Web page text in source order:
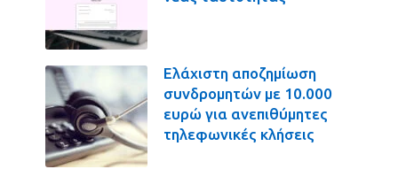
Ελάχιστη αποζημίωση
συνδρομητών με 10.000
ευρώ για ανεπιθύμητες
τηλεφωνικές κλήσεις